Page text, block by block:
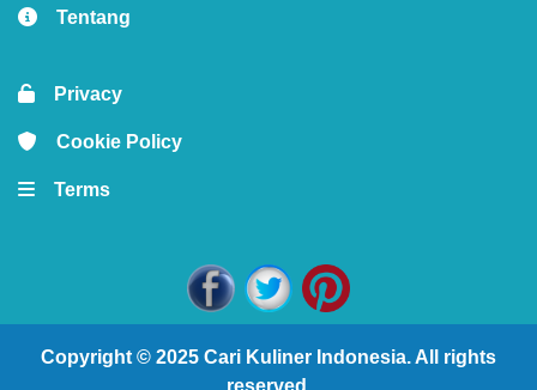
Tentang
Privacy
Cookie Policy
Terms
Copyright © 2025 Cari Kuliner Indonesia. All rights
reserved.